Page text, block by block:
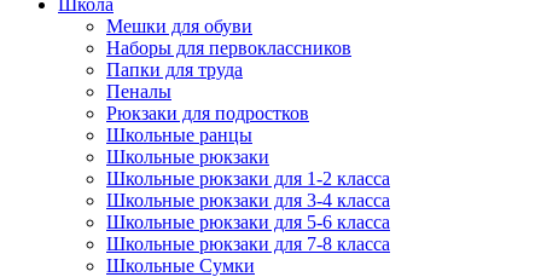
Школа
Мешки для обуви
Наборы для первоклассников
Папки для труда
Пеналы
Рюкзаки для подростков
Школьные ранцы
Школьные рюкзаки
Школьные рюкзаки для 1-2 класса
Школьные рюкзаки для 3-4 класса
Школьные рюкзаки для 5-6 класса
Школьные рюкзаки для 7-8 класса
Школьные Сумки